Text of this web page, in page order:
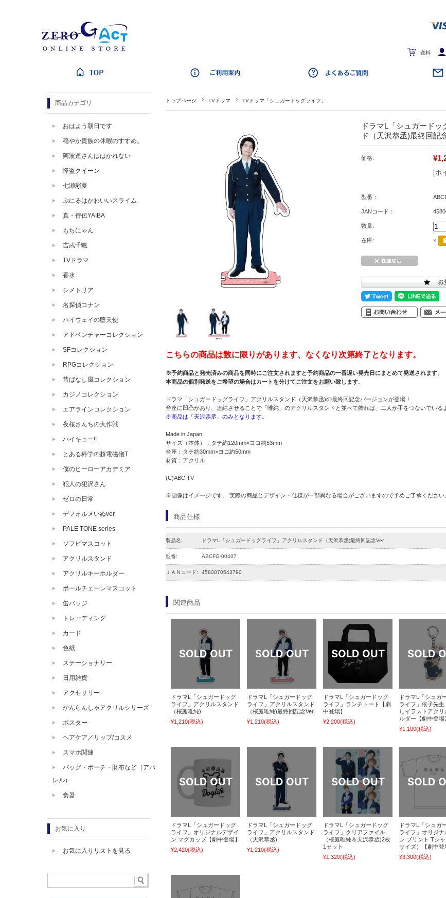
送料
トップページ TVドラマ TVドラマ「シュガードッグライフ」
ドラマL「シュガード
ド（天沢恭丞)最終回記
価格:
[ポ
型番：
JANコード：
数量:
在庫: ×
こちらの商品は数に限りがあります、なくなり次第終了となります。
※予約商品と発売済みの商品を同時にご注文されますと予約商品の一番遅い発売日にまとめて発送されます。
本商品の個別発送をご希望の場合はカートを分けてご注文をお願い致します。
ドラマ「シュガードッグライフ」アクリルスタンド（天沢恭丞)の最終回記念バージョンが登場！
台座に凹凸があり、連結させることで「唯純」のアクリルスタンドと並べて飾れば、二人が手をつないでいる
※商品は「天沢恭丞」のみとなります。
Made in Japan
サイズ（本体）：タテ約120mm×ヨコ約53mm
台座：タテ約30mm×ヨコ約50mm
材質：アクリル
(C)ABC TV
※画像はイメージです。 実際の商品とデザイン・仕様が一部異なる場合がございますので予めご了承ください
商品仕様
製品名: ドラマL「シュガードッグライフ」アクリルスタンド（天沢恭丞)最終回記念Ver.
型番: ABCFG-00407
ＪＡＮコード: 4580070543790
関連商品
ドラマL「シュガードッグ
ライフ」アクリルスタンド
（桜庭唯純)
¥1,210(税込)
ドラマL「シュガードッグ
ライフ」アクリルスタンド
（桜庭唯純)最終回記念Ver.
¥1,210(税込)
ドラマL「シュガードッグ
ライフ」ランチトート【劇
中登場】
¥2,200(税込)
ドラマL「シュガ
ライフ」依子先生
しイラストアクリ
ルダー【劇中登場
¥1,100(税込)
ドラマL「シュガードッグ
ライフ」オリジナルデザイ
ン マグカップ【劇中登場】
¥2,420(税込)
ドラマL「シュガードッグ
ライフ」アクリルスタンド
（天沢恭丞)
¥1,210(税込)
ドラマL「シュガードッグ
ライフ」クリアファイル
（桜庭唯純＆天沢恭丞)2枚
1セット
¥1,320(税込)
ドラマL「シュガ
ライフ」オリジナ
ン プリント Tシャ
サイズ）【劇中登
¥3,300(税込)
商品カテゴリ
おはよう朝日です
穏やか貴族の休暇のすすめ。
阿波連さんははかれない
怪盗クイーン
七瀬彩夏
ぷにるはかわいいスライム
真・侍伝YAIBA
もちにゃん
吉武千颯
TVドラマ
香水
シメトリア
名探偵コナン
ハイウェイの堕天使
アドベンチャーコレクション
SFコレクション
RPGコレクション
昔ばなし風コレクション
カジノコレクション
エアラインコレクション
夜桜さんちの大作戦
ハイキュー!!
とある科学の超電磁砲T
僕のヒーローアカデミア
犯人の犯沢さん
ゼロの日常
デフォルメいぬver.
PALE TONE series
ソフビマスコット
アクリルスタンド
アクリルキーホルダー
ボールチェーンマスコット
缶バッジ
トレーディング
カード
色紙
ステーショナリー
日用雑貨
アクセサリー
かんらんしゃアクリルシリーズ
ポスター
ヘアケア／リップ/コスメ
スマホ関連
バッグ・ポーチ・財布など（アパ
レル）
食器
お気に入り
お気に入りリストを見る